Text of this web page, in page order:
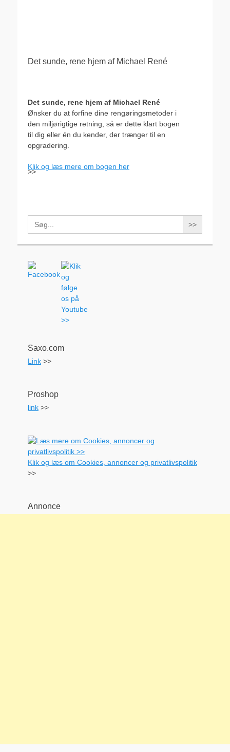
Det sunde, rene hjem af Michael René
Det sunde, rene hjem af Michael René
Ønsker du at forfine dine rengøringsmetoder i
den miljørigtige retning, så er dette klart bogen
til dig eller én du kender, der trænger til en
opgradering.
Klik og læs mere om bogen her
>>
Search
for:
Saxo.com
Link >>
Proshop
link >>
Klik og læs om Cookies, annoncer og privatlivspolitik
>>
Annonce